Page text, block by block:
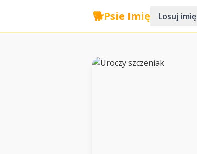
🐕Psie Imię Losuj imię